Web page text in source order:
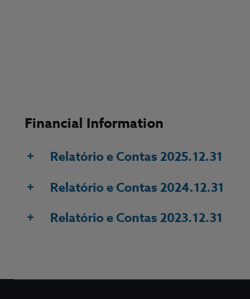
Financial Information
Relatório e Contas 2025.12.31
Relatório e Contas 2024.12.31
Relatório e Contas 2023.12.31